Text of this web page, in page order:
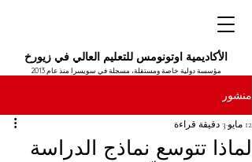
الأكاديمية اوتونومس للتعليم العالي في زيورخ
مؤسسة دولية خاصة ومستقلة، مسجلة في سويسرا منذ عام 2013
منشور
لماذا تتوسع نماذج الدراسة
12 مايو 3 دقيقة قراءة